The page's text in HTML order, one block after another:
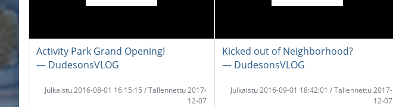
Activity Park Grand Opening!
― DudesonsVLOG
Julkaistu 2016-08-01 16:15:15 / Tallennettu 2017-
12-07
Kicked out of Neighborhood?
― DudesonsVLOG
Julkaistu 2016-09-01 18:42:01 / Tallennettu 2017-
12-07